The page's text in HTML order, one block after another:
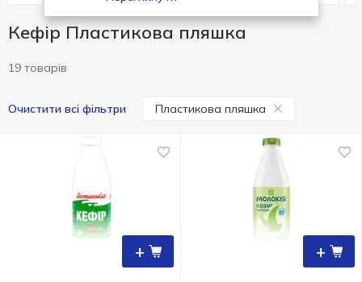
Кефір Пластикова пляшка
19 товарів
Очистити всі фільтри Пластикова пляшка
+ +